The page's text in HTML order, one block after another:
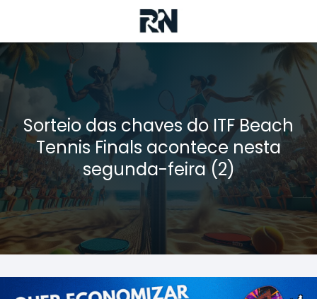
Sorteio das chaves do ITF Beach
Tennis Finals acontece nesta
segunda-feira (2)